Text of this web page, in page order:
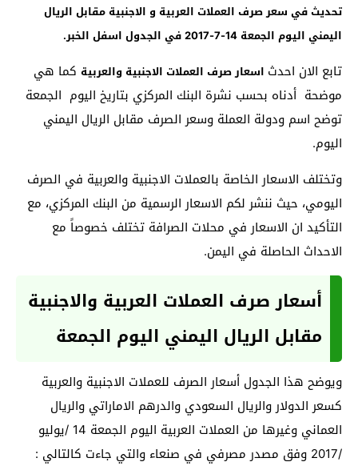
تحديث في سعر صرف العملات العربية و الاجنبية مقابل الريال
اليمني اليوم الجمعة 14-7-2017 في الجدول اسفل الخبر.
تابع الان احدث اسعار صرف العملات الاجنبية والعربية كما هي
موضحة أدناه بحسب نشرة البنك المركزي بتاريخ اليوم الجمعة
توضح اسم ودولة العملة وسعر الصرف مقابل الريال اليمني
اليوم.
وتختلف الاسعار الخاصة بالعملات الاجنبية والعربية في الصرف
اليومي، حيث ننشر لكم الاسعار الرسمية من البنك المركزي، مع
التأكيد ان الاسعار في محلات الصرافة تختلف خصوصاً مع
الاحداث الحاصلة في اليمن.
أسعار صرف العملات العربية والاجنبية
مقابل الريال اليمني اليوم الجمعة
ويوضح هذا الجدول أسعار الصرف للعملات الاجنبية والعربية
كسعر الدولار والريال السعودي والدرهم الاماراتي والريال
العماني وغيرها من العملات العربية اليوم الجمعة 14 /يوليو
/2017 وفق مصدر مصرفي في صنعاء والتي جاءت كالتالي :